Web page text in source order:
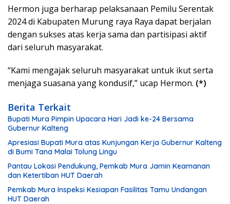
Hermon juga berharap pelaksanaan Pemilu Serentak
2024 di Kabupaten Murung raya Raya dapat berjalan
dengan sukses atas kerja sama dan partisipasi aktif
dari seluruh masyarakat.
“Kami mengajak seluruh masyarakat untuk ikut serta
menjaga suasana yang kondusif,” ucap Hermon. (*)
Berita Terkait
Bupati Mura Pimpin Upacara Hari Jadi ke-24 Bersama
Gubernur Kalteng
Apresiasi Bupati Mura atas Kunjungan Kerja Gubernur Kalteng
di Bumi Tana Malai Tolung Lingu
Pantau Lokasi Pendukung, Pemkab Mura Jamin Keamanan
dan Ketertiban HUT Daerah
Pemkab Mura Inspeksi Kesiapan Fasilitas Tamu Undangan
HUT Daerah